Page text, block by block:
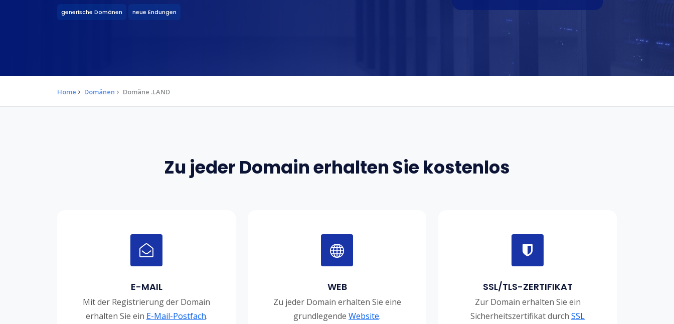
generische Domänen neue Endungen
Home Domänen Domäne .LAND
Zu jeder Domain erhalten Sie kostenlos
E-MAIL
Mit der Registrierung der Domain
erhalten Sie ein E-Mail-Postfach.
WEB
Zu jeder Domain erhalten Sie eine
grundlegende Website.
SSL/TLS-ZERTIFIKAT
Zur Domain erhalten Sie ein
Sicherheitszertifikat durch SSL